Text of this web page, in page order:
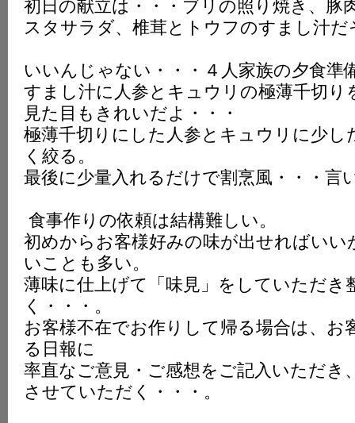
初日の献立は・・・ブリの照り焼き、豚
スタサラダ、椎茸とトウフのすまし汁だ
いいんじゃない・・・４人家族の夕食準
すまし汁に人参とキュウリの極薄千切り
見た目もきれいだよ・・・
極薄千切りにした人参とキュウリに少し
く絞る。
最後に少量入れるだけで割烹風・・・言
食事作りの依頼は結構難しい。
初めからお客様好みの味が出せればいい
いことも多い。
薄味に仕上げて「味見」をしていただき
く・・・。
お客様不在でお作りして帰る場合は、お
る日報に
率直なご意見・ご感想をご記入いただき
させていただく・・・。